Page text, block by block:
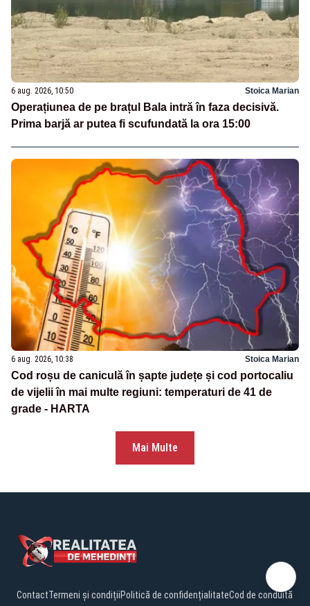
6 aug. 2026, 10:50 Stoica Marian
Operațiunea de pe brațul Bala intră în faza decisivă.
Prima barjă ar putea fi scufundată la ora 15:00
6 aug. 2026, 10:38 Stoica Marian
Cod roșu de caniculă în șapte județe și cod portocaliu
de vijelii în mai multe regiuni: temperaturi de 41 de
grade - HARTA
Mai Multe
ContactTermeni și condițiiPolitică de confidențialitateCod de conduită